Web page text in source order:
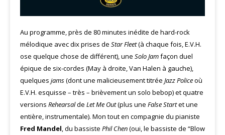
Au programme, près de 80 minutes inédite de hard-rock
mélodique avec dix prises de Star Fleet(à chaque fois, E.V.H.
ose quelque chose de différent), une Solo Jamfaçon duel
épique de six-cordes (May à droite, Van Halen à gauche),
quelques jams(dont une malicieusement titrée Jazz Policeoù
E.V.H. esquisse – très – brièvement un solo bebop) et quatre
versions Rehearsalde Let Me Out(plus une False Startet une
entière, instrumentale). Mon tout en compagnie du pianiste
Fred Mandel, du bassiste Phil Chen(oui, le bassiste de “Blow